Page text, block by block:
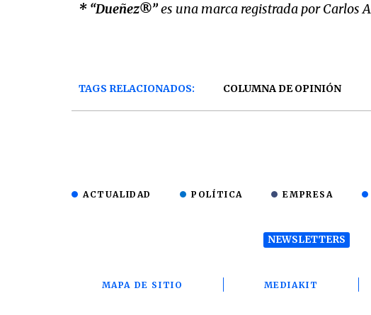
* “Dueñez®”es una marca registradapor Carlos
TAGS RELACIONADOS: COLUMNA DE OPINIÓN
ACTUALIDAD POLÍTICA EMPRESA
NEWSLETTERS
MAPA DE SITIO MEDIAKIT